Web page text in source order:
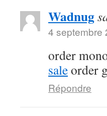
Wadnug
4 septembre
order
saleorder
Répondre